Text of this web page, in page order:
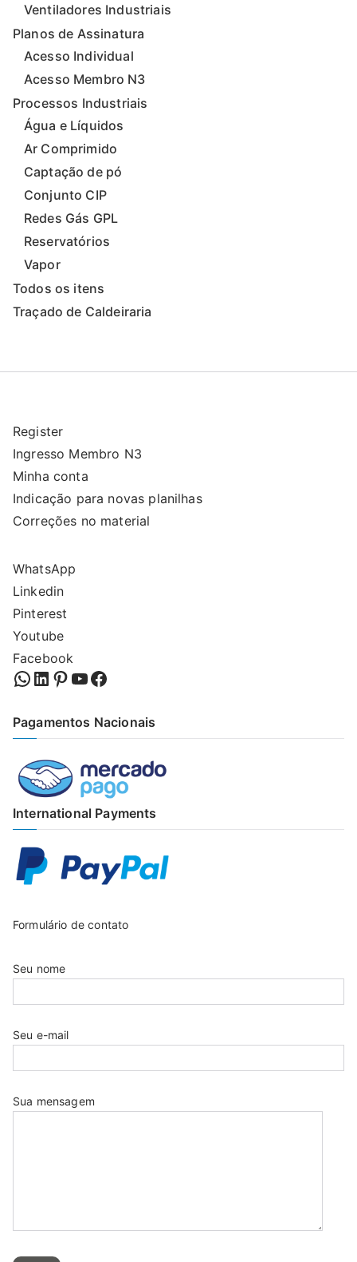
Ventiladores Industriais
Planos de Assinatura
Acesso Individual
Acesso Membro N3
Processos Industriais
Água e Líquidos
Ar Comprimido
Captação de pó
Conjunto CIP
Redes Gás GPL
Reservatórios
Vapor
Todos os itens
Traçado de Caldeiraria
Register
Ingresso Membro N3
Minha conta
Indicação para novas planilhas
Correções no material
WhatsApp
Linkedin
Pinterest
Youtube
Facebook
WhatsApp
LinkedIn
Pinterest
YouTube
Facebook
Pagamentos Nacionais
International Payments
Formulário de contato
Seu nome
Seu e-mail
Sua mensagem